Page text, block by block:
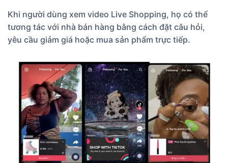
Khi người dùng xem video Live Shopping, họ có thể
tương tác với nhà bán hàng bằng cách đặt câu hỏi,
yêu cầu giảm giá hoặc mua sản phẩm trực tiếp.